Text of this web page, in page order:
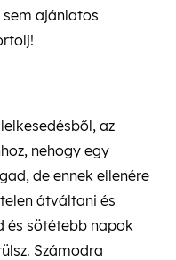
sem ajánlatos
az
nehogy egy
de ennek ellenére
átváltani és
és sötétebb napok
Számodra